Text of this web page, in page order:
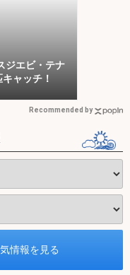
ジエビ・テナ
ャッチ！
Recommended by